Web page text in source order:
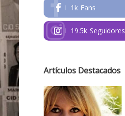
1k Fans
19.5k Seguidores
Artículos Destacados